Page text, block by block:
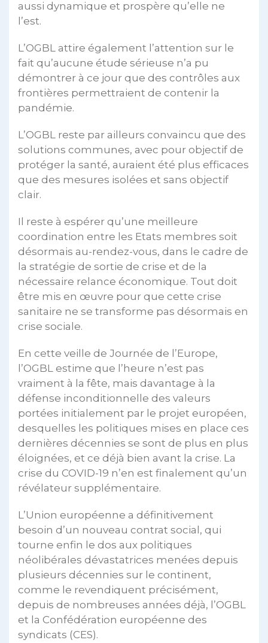
aussi dynamique et prospère qu’elle ne
l’est.
L’OGBL attire également l’attention sur le
fait qu’aucune étude sérieuse n’a pu
démontrer à ce jour que des contrôles aux
frontières permettraient de contenir la
pandémie.
L’OGBL reste par ailleurs convaincu que des
solutions communes, avec pour objectif de
protéger la santé, auraient été plus efficaces
que des mesures isolées et sans objectif
clair.
Il reste à espérer qu’une meilleure
coordination entre les Etats membres soit
désormais au-rendez-vous, dans le cadre de
la stratégie de sortie de crise et de la
nécessaire relance économique. Tout doit
être mis en œuvre pour que cette crise
sanitaire ne se transforme pas désormais en
crise sociale.
En cette veille de Journée de l’Europe,
l’OGBL estime que l’heure n’est pas
vraiment à la fête, mais davantage à la
défense inconditionnelle des valeurs
portées initialement par le projet européen,
desquelles les politiques mises en place ces
dernières décennies se sont de plus en plus
éloignées, et ce déjà bien avant la crise. La
crise du COVID-19 n’en est finalement qu’un
révélateur supplémentaire.
L’Union européenne a définitivement
besoin d’un nouveau contrat social, qui
tourne enfin le dos aux politiques
néolibérales dévastatrices menées depuis
plusieurs décennies sur le continent,
comme le revendiquent précisément,
depuis de nombreuses années déjà, l’OGBL
et la Confédération européenne des
syndicats (CES).